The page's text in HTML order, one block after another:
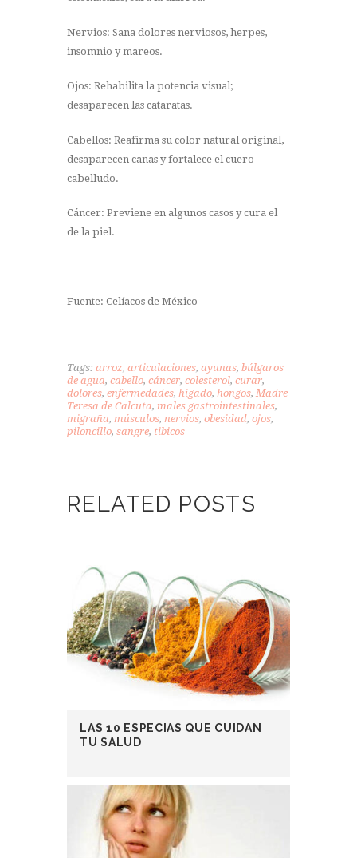
Nervios: Sana dolores nerviosos, herpes,
insomnio y mareos.
Ojos: Rehabilita la potencia visual;
desaparecen las cataratas.
Cabellos: Reafirma su color natural original,
desaparecen canas y fortalece el cuero
cabelludo.
Cáncer: Previene en algunos casos y cura el
de la piel.
Fuente: Celíacos de México
Tags: arroz, articulaciones, ayunas, búlgaros
de agua, cabello, cáncer, colesterol, curar,
dolores, enfermedades, hígado, hongos, Madre
Teresa de Calcuta, males gastrointestinales,
migraña, músculos, nervios, obesidad, ojos,
piloncillo, sangre, tibicos
RELATED POSTS
LAS 10 ESPECIAS QUE CUIDAN
TU SALUD